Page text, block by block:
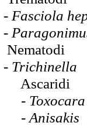
- Fasciola
-
Nematodi
- Trichinella
Ascaridi
-
- Anisakis